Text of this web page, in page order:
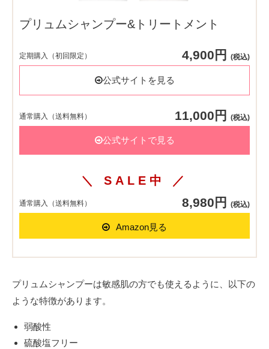
プリュムシャンプー&トリートメント
定期購入（初回限定） 4,900円 (税込)
公式サイトを見る
通常購入（送料無料） 11,000円 (税込)
公式サイトで見る
＼ SALE中 ／
通常購入（送料無料） 8,980円 (税込)
Amazon見る
プリュムシャンプーは敏感肌の方でも使えるように、以下の
ような特徴があります。
弱酸性
硫酸塩フリー